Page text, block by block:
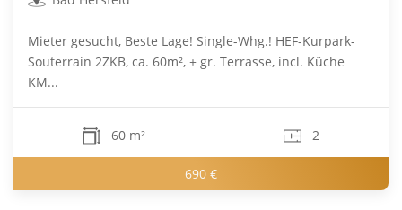
Mieter gesucht, Beste Lage! Single-Whg.! HEF-Kurpark-
Souterrain 2ZKB, ca. 60m², + gr. Terrasse, incl. Küche
KM...
60 m² 2
690 €